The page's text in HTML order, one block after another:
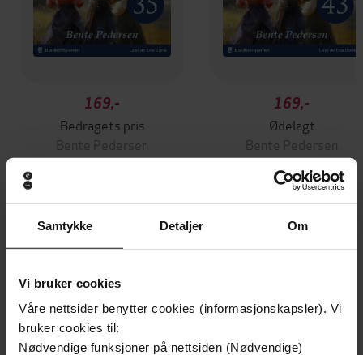
Samtykke Detaljer Om
Vi bruker cookies
Våre nettsider benytter cookies (informasjonskapsler). Vi
bruker cookies til:
Nødvendige funksjoner på nettsiden (Nødvendige)
169,-
Bedragets pris
Bente Pedersen
169,-
Ødelagt
Bente Pedersen
Andre har også kjøpt
Første gang på tilbud